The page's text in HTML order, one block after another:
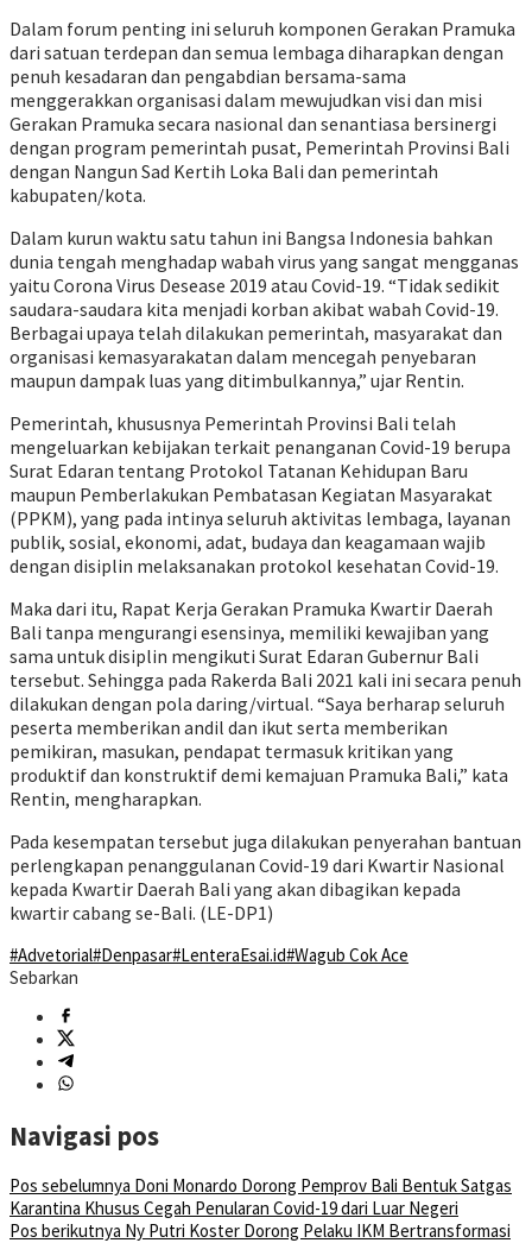
Dalam forum penting ini seluruh komponen Gerakan Pramuka
dari satuan terdepan dan semua lembaga diharapkan dengan
penuh kesadaran dan pengabdian bersama-sama
menggerakkan organisasi dalam mewujudkan visi dan misi
Gerakan Pramuka secara nasional dan senantiasa bersinergi
dengan program pemerintah pusat, Pemerintah Provinsi Bali
dengan Nangun Sad Kertih Loka Bali dan pemerintah
kabupaten/kota.
Dalam kurun waktu satu tahun ini Bangsa Indonesia bahkan
dunia tengah menghadap wabah virus yang sangat mengganas
yaitu Corona Virus Desease 2019 atau Covid-19. “Tidak sedikit
saudara-saudara kita menjadi korban akibat wabah Covid-19.
Berbagai upaya telah dilakukan pemerintah, masyarakat dan
organisasi kemasyarakatan dalam mencegah penyebaran
maupun dampak luas yang ditimbulkannya,” ujar Rentin.
Pemerintah, khususnya Pemerintah Provinsi Bali telah
mengeluarkan kebijakan terkait penanganan Covid-19 berupa
Surat Edaran tentang Protokol Tatanan Kehidupan Baru
maupun Pemberlakukan Pembatasan Kegiatan Masyarakat
(PPKM), yang pada intinya seluruh aktivitas lembaga, layanan
publik, sosial, ekonomi, adat, budaya dan keagamaan wajib
dengan disiplin melaksanakan protokol kesehatan Covid-19.
Maka dari itu, Rapat Kerja Gerakan Pramuka Kwartir Daerah
Bali tanpa mengurangi esensinya, memiliki kewajiban yang
sama untuk disiplin mengikuti Surat Edaran Gubernur Bali
tersebut. Sehingga pada Rakerda Bali 2021 kali ini secara penuh
dilakukan dengan pola daring/virtual. “Saya berharap seluruh
peserta memberikan andil dan ikut serta memberikan
pemikiran, masukan, pendapat termasuk kritikan yang
produktif dan konstruktif demi kemajuan Pramuka Bali,” kata
Rentin, mengharapkan.
Pada kesempatan tersebut juga dilakukan penyerahan bantuan
perlengkapan penanggulanan Covid-19 dari Kwartir Nasional
kepada Kwartir Daerah Bali yang akan dibagikan kepada
kwartir cabang se-Bali. (LE-DP1)
#Advetorial#Denpasar#LenteraEsai.id#Wagub Cok Ace
Sebarkan
Navigasi pos
Pos sebelumnya Doni Monardo Dorong Pemprov Bali Bentuk Satgas
Karantina Khusus Cegah Penularan Covid-19 dari Luar Negeri
Pos berikutnya Ny Putri Koster Dorong Pelaku IKM Bertransformasi